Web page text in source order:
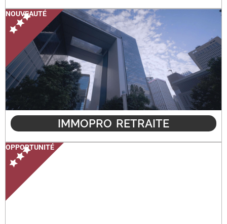
NOUVEAUTÉ
IMMOPRO RETRAITE
OPPORTUNITÉ